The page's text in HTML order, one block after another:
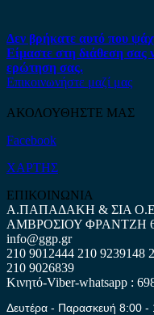
Δεν βρήκατε αυτό που
Είμαστε στη διάθεση σας
ερώτηση σας.
Επικοινωνήστε μαζί μας
ΑΚΟΛΟΥΘΗΣΤΕ ΜΑΣ
Facebook
ΧΑΡΤΗΣ
ΕΠΙΚΟΙΝΩΝΙΑ
Α.ΠΑΠΑΔΑΚΗ & ΣΙΑ Ο.Ε
ΑΜΒΡΟΣΙΟΥ ΦΡΑΝΤΖΗ
info@ggp.gr
210 9012444 210 9239148
210 9026839
Κινητό-Viber-whatsapp :
Δευτέρα - Παρασκευή 8:00 -